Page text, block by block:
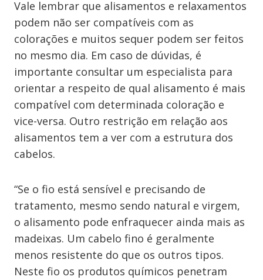
Vale lembrar que alisamentos e relaxamentos
podem não ser compatíveis com as
colorações e muitos sequer podem ser feitos
no mesmo dia. Em caso de dúvidas, é
importante consultar um especialista para
orientar a respeito de qual alisamento é mais
compatível com determinada coloração e
vice-versa. Outro restrição em relação aos
alisamentos tem a ver com a estrutura dos
cabelos.
“Se o fio está sensível e precisando de
tratamento, mesmo sendo natural e virgem,
o alisamento pode enfraquecer ainda mais as
madeixas. Um cabelo fino é geralmente
menos resistente do que os outros tipos.
Neste fio os produtos químicos penetram